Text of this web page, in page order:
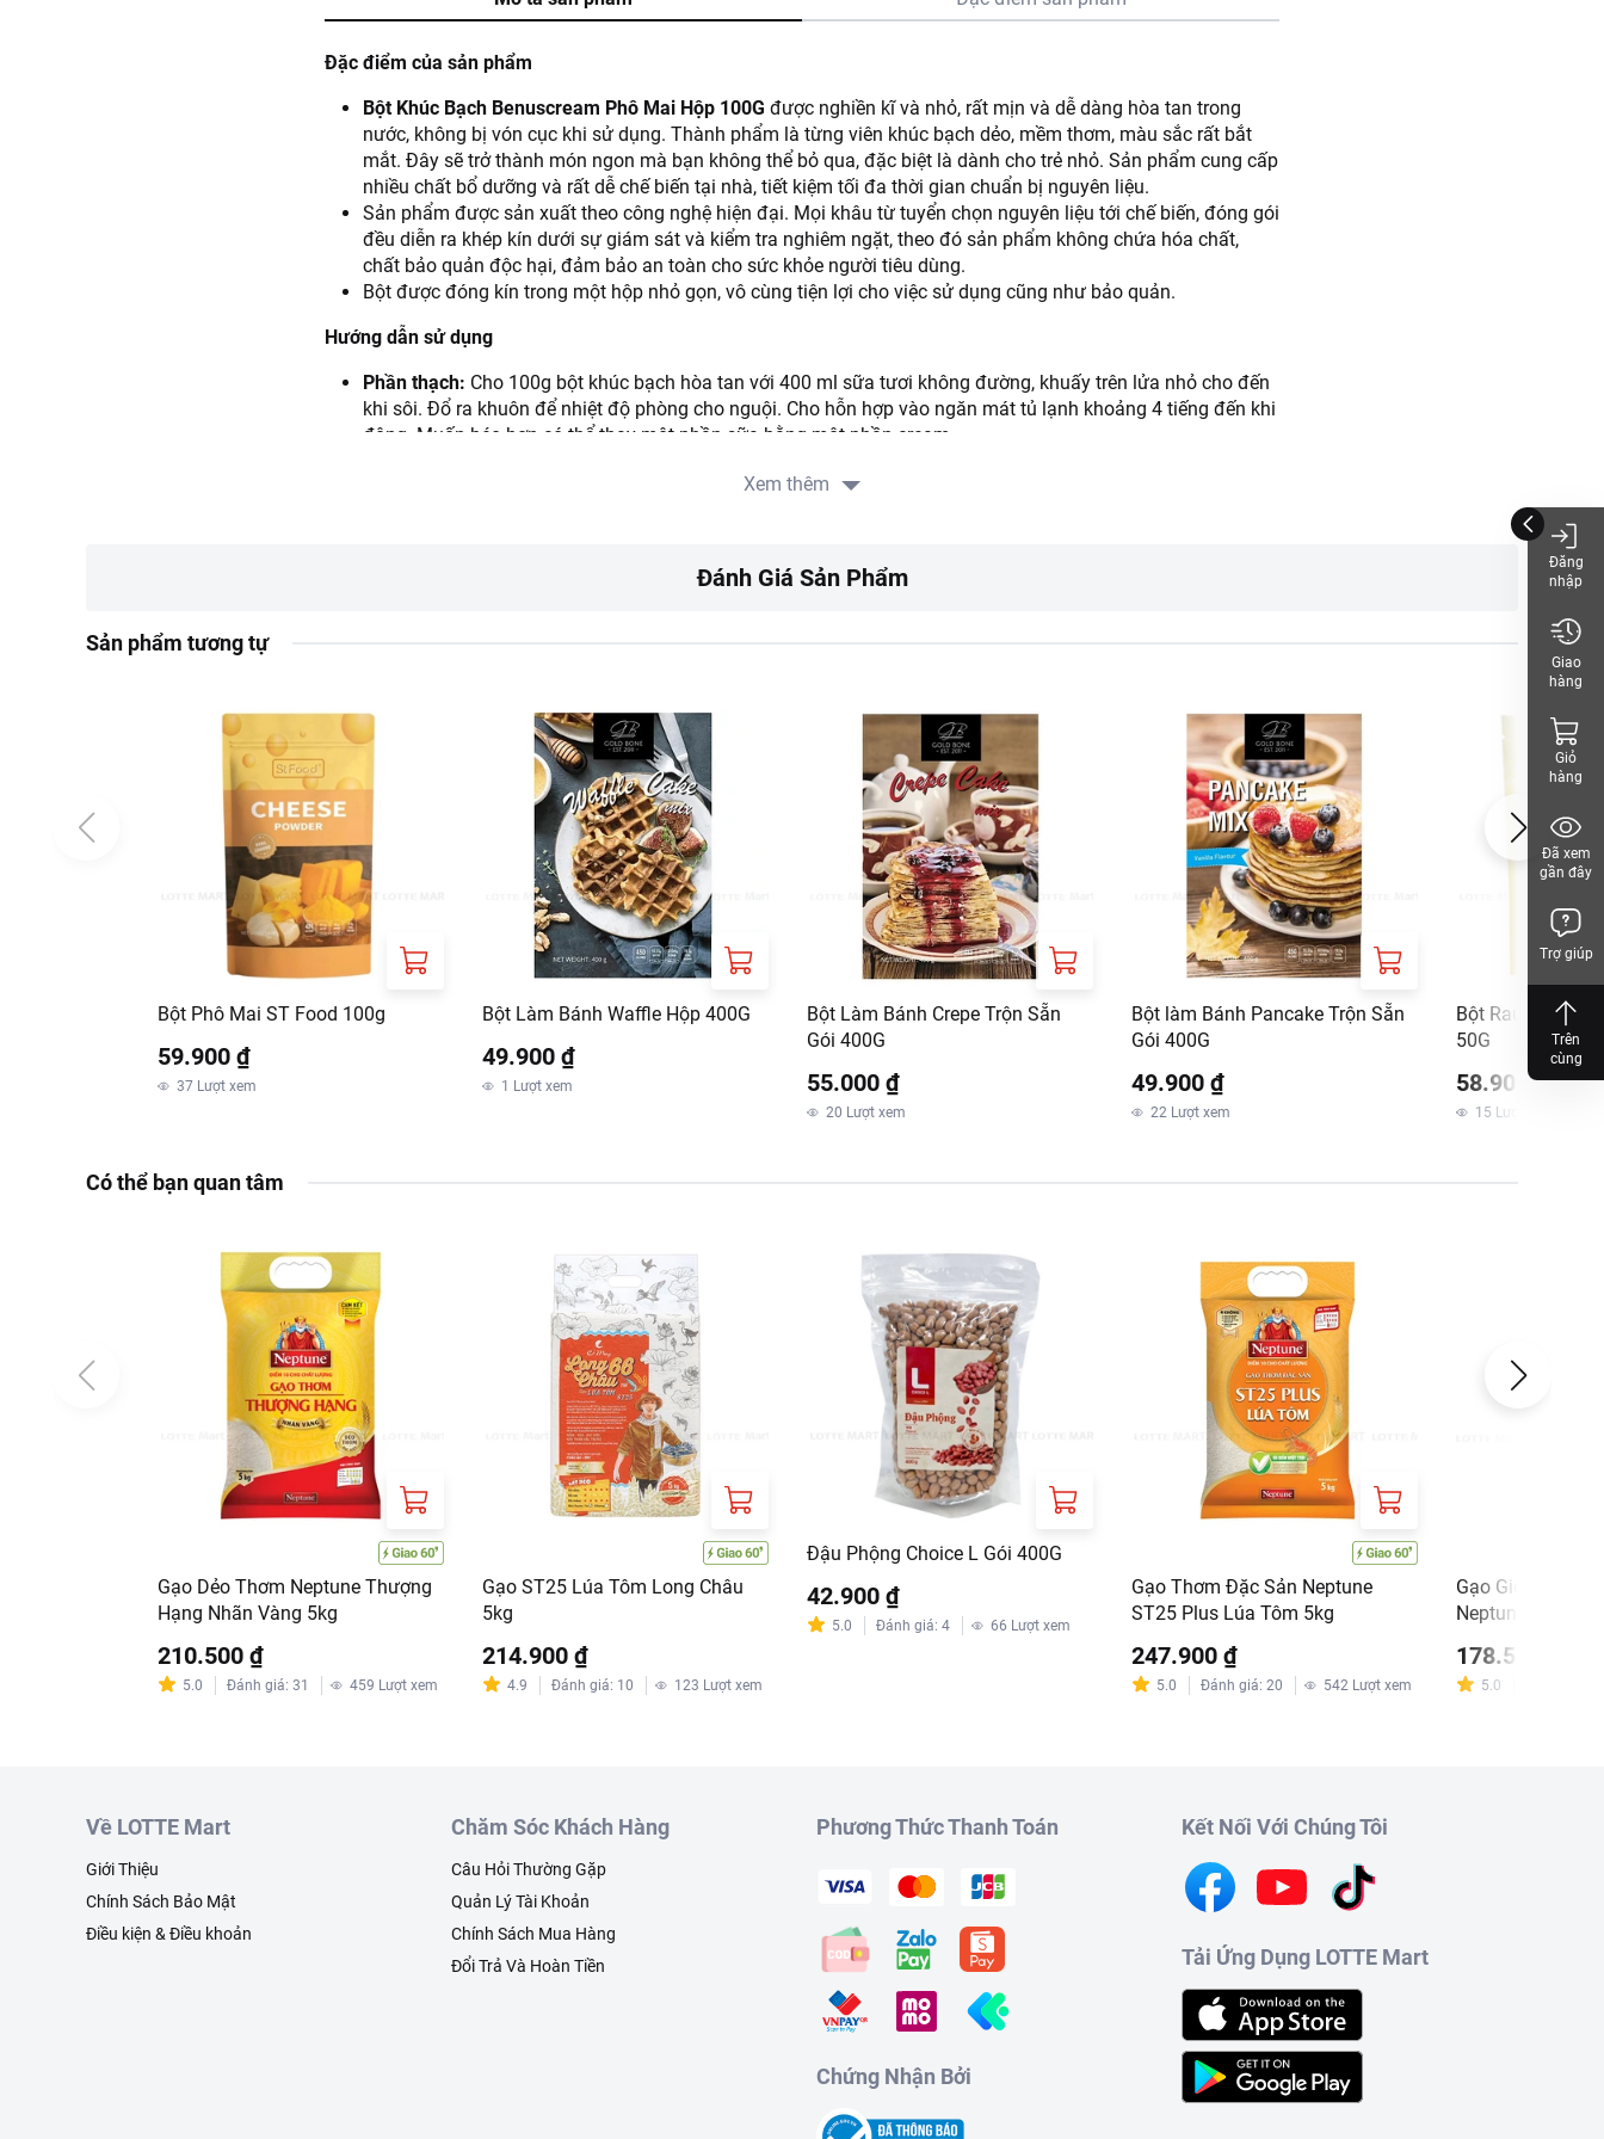
Đặc điểm của sản phẩm
Bột Khúc Bạch Benuscream Phô Mai Hộp 100G được nghiền kĩ và nhỏ, rất mịn và dễ dàng hòa tan trong
nước, không bị vón cục khi sử dụng. Thành phẩm là từng viên khúc bạch dẻo, mềm thơm, màu sắc rất bắt
mắt. Đây sẽ trở thành món ngon mà bạn không thể bỏ qua, đặc biệt là dành cho trẻ nhỏ. Sản phẩm cung cấp
nhiều chất bổ dưỡng và rất dễ chế biến tại nhà, tiết kiệm tối đa thời gian chuẩn bị nguyên liệu.
Sản phẩm được sản xuất theo công nghệ hiện đại. Mọi khâu từ tuyển chọn nguyên liệu tới chế biến, đóng gói
đều diễn ra khép kín dưới sự giám sát và kiểm tra nghiêm ngặt, theo đó sản phẩm không chứa hóa chất,
chất bảo quản độc hại, đảm bảo an toàn cho sức khỏe người tiêu dùng.
Bột được đóng kín trong một hộp nhỏ gọn, vô cùng tiện lợi cho việc sử dụng cũng như bảo quản.
Hướng dẫn sử dụng
Phần thạch: Cho 100g bột khúc bạch hòa tan với 400 ml sữa tươi không đường, khuấy trên lửa nhỏ cho đến
khi sôi. Đổ ra khuôn để nhiệt độ phòng cho nguội. Cho hỗn hợp vào ngăn mát tủ lạnh khoảng 4 tiếng đến khi
đông. Muốn béo hơn có thể thay một phần sữa bằng một phần cream.
giờ. Thạch sẽ không đông nếu để nhiệt độ phòng.
Không sử dụng cho người dị ứng với các thành phần nêu trên, sản phẩm có chứa gelatin không sử dụng cho
Xem thêm
Đánh Giá Sản Phẩm
Sản phẩm tương tự
Bột Phô Mai ST Food 100g
59.900 ₫
37 Lượt xem
Bột Làm Bánh Waffle Hộp 400G
49.900 ₫
1 Lượt xem
Bột Làm Bánh Crepe Trộn Sẵn
Gói 400G
55.000 ₫
20 Lượt xem
Bột làm Bánh Pancake Trộn Sẵn
Gói 400G
49.900 ₫
22 Lượt xem
Bột Rau Câu
50G
58.900 ₫
15 Lượt xem
Có thể bạn quan tâm
Gạo Dẻo Thơm Neptune Thượng
Hạng Nhãn Vàng 5kg
210.500 ₫
5.0 Đánh giá: 31 459 Lượt xem
Gạo ST25 Lúa Tôm Long Châu
5kg
214.900 ₫
4.9 Đánh giá: 10 123 Lượt xem
Đậu Phộng Choice L Gói 400G
42.900 ₫
5.0 Đánh giá: 4 66 Lượt xem
Gạo Thơm Đặc Sản Neptune
ST25 Plus Lúa Tôm 5kg
247.900 ₫
5.0 Đánh giá: 20 542 Lượt xem
Gạo Giống Nhật
Neptune 5kg (EA)
178.500 ₫
5.0
Về LOTTE Mart
Giới Thiệu
Chính Sách Bảo Mật
Điều kiện & Điều khoản
Chăm Sóc Khách Hàng
Câu Hỏi Thường Gặp
Quản Lý Tài Khoản
Chính Sách Mua Hàng
Đổi Trả Và Hoàn Tiền
Phương Thức Thanh Toán
Chứng Nhận Bởi
Kết Nối Với Chúng Tôi
Tải Ứng Dụng LOTTE Mart
Đăng
nhập
Giao
hàng
Giỏ
hàng
Đã xem
gần đây
Trợ giúp
Trên
cùng